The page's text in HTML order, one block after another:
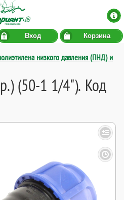
Вход Корзина
низкого давления (ПНД) и
(50-1 1/4"). Код